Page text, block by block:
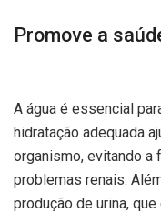
Promove a
A água é essencial
hidratação adequada
organismo, evitando a
problemas renais.
produção de urina,